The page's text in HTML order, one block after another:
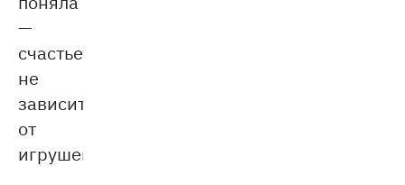
—
счастье
не
зависит
от
игрушек.